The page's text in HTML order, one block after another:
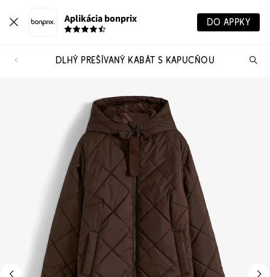
Aplikácia bonprix DO APPKY
DLHÝ PREŠÍVANÝ KABÁT S KAPUCŇOU